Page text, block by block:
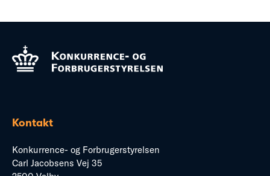
Kontakt
Konkurrence- og Forbrugerstyrelsen
Carl Jacobsens Vej 35